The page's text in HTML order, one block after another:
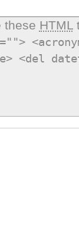
these HTML
<del